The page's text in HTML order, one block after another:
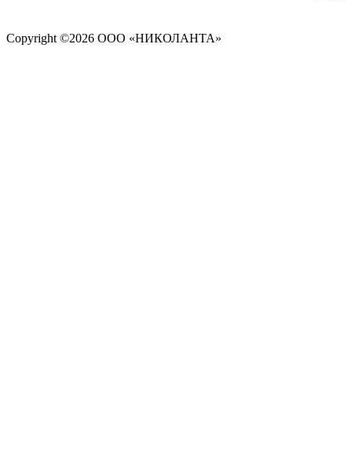
Copyright ©2026 ООО «НИКОЛАНТА»